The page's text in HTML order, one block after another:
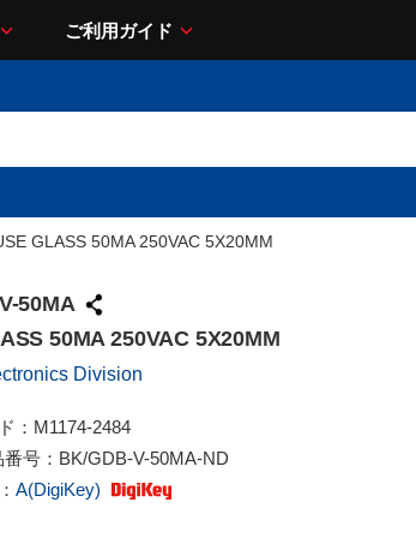
ご利用ガイド
GLASS 50MA 250VAC 5X20MM
50MA
50MA 250VAC 5X20MM
Division
： M1174-2484
号： BK/GDB-V-50MA-ND
A(DigiKey)